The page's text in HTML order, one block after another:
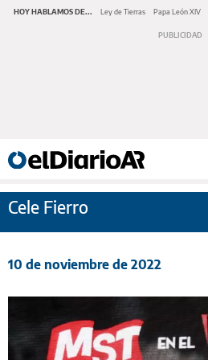
HOY HABLAMOS DE... Ley de Tierras Papa León XIV
Cele Fierro
10 de noviembre de 2022